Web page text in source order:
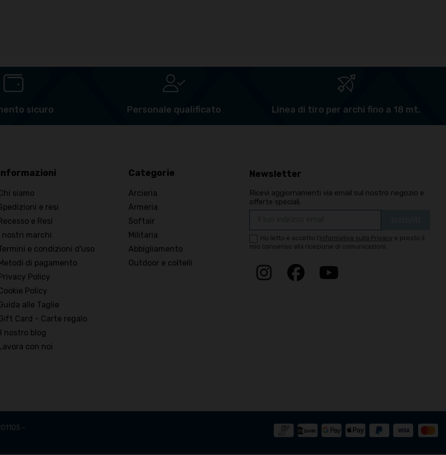
sicuro Personale qualificato Linea di tiro per archi fino a 18 mt.
siamo
e resi
e Resi
nostri marchi
e condizioni d'uso
di pagamento
Policy
Policy
alle Taglie
Card - Carte regalo
nostro blog
con noi
Categorie
Arcieria
Armeria
Softair
Militaria
Abbigliamento
Outdoor e coltelli
Newsletter
Ricevi aggiornamenti via email sul nostro negozio e
offerte speciali.
Ho letto e accetto l'informativa sulla Privacy e presto il
mio consenso alla ricezione di comunicazioni.
-